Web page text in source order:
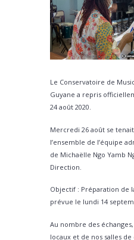
Le Conservatoire de
Guyane a repris
24 août 2020.
Mercredi 26 août se
l’ensemble de l’équipe
de Michaëlle Ngo Yamb
Direction.
Objectif : Préparation de
prévue le lundi 14
Au nombre des
locaux et de nos salles de